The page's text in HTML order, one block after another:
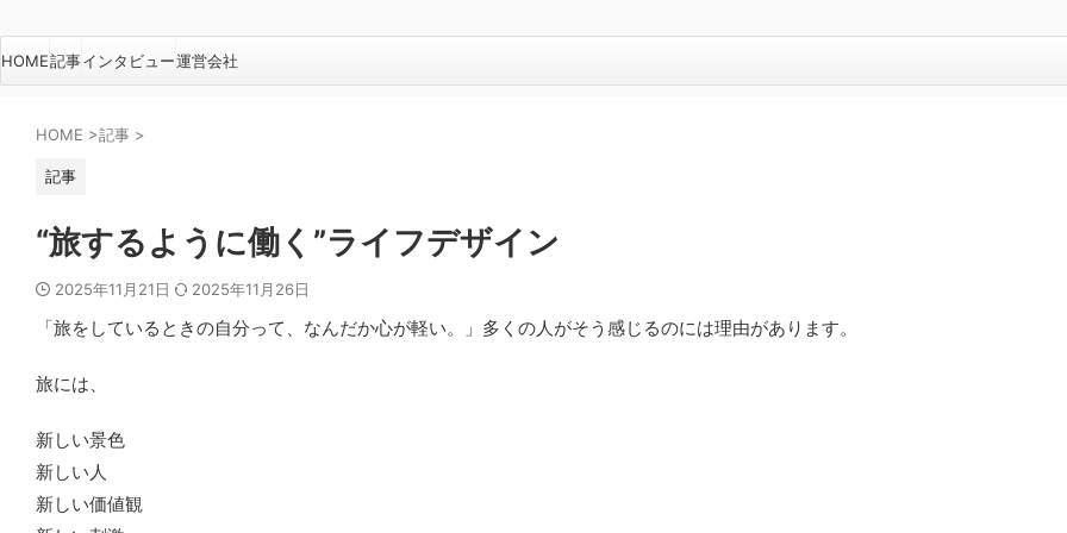
HOME記事インタビュー運営会社
HOME >記事 >
記事
“旅するように働く”ライフデザイン
2025年11月21日 2025年11月26日
「旅をしているときの自分って、なんだか心が軽い。」多くの人がそう感じるのには理由があります。
旅には、
新しい景色
新しい人
新しい価値観